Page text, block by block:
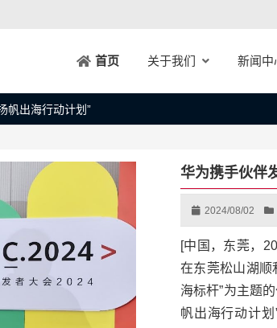
首页 关于我们 新闻中
帆出海行动计划”
华为携手伙伴
2024/08/02
[中国，东莞，
在东莞松山湖顺
海标杆”为主题
帆出海行动计